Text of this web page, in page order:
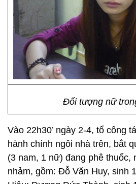
Đối tượng nữ
Vào 22h30’ ngày 2-4, tổ công
hành chính ngôi nhà trên, bắt
(3 nam, 1 nữ) đang phê thuốc,
nhảm, gồm: Đỗ Văn Huy, sinh